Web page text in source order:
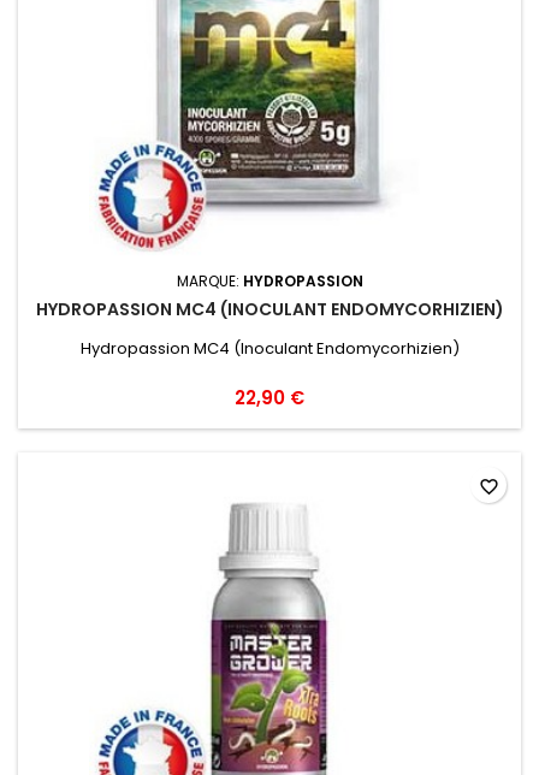
MARQUE: HYDROPASSION
HYDROPASSION MC4 (INOCULANT ENDOMYCORHIZIEN)
Hydropassion MC4 (Inoculant Endomycorhizien)
22,90 €
favorite_border